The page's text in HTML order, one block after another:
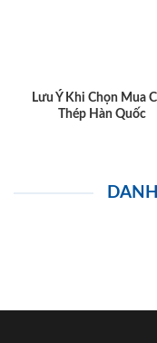
Lưu Ý Khi Chọn Mua
Thép Hàn Quốc